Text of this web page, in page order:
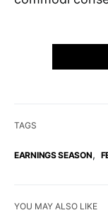
TAGS
EARNINGS SEASON,
YOU MAY ALSO LIKE